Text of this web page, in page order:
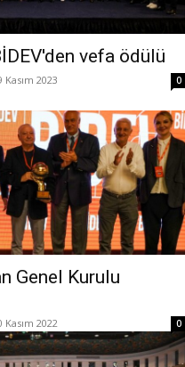
vefa ödülü
Kasım 2023 0
Genel Kurulu
Kasım 2022 0